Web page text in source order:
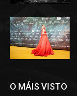
O MÁIS VISTO